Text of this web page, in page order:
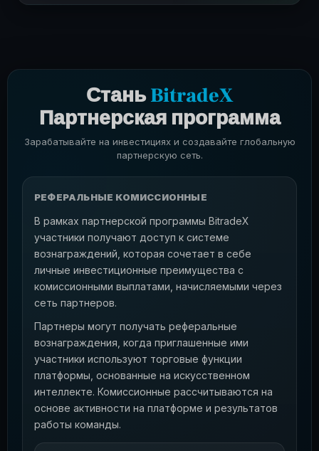
СтаньBitradeX
Партнерская программа
Зарабатывайте на инвестициях и создавайте глобальную
партнерскую сеть.
РЕФЕРАЛЬНЫЕ КОМИССИОННЫЕ
В рамках партнерской программы BitradeX
участники получают доступ к системе
вознаграждений, которая сочетает в себе
личные инвестиционные преимущества с
комиссионными выплатами, начисляемыми через
сеть партнеров.
Партнеры могут получать реферальные
вознаграждения, когда приглашенные ими
участники используют торговые функции
платформы, основанные на искусственном
интеллекте. Комиссионные рассчитываются на
основе активности на платформе и результатов
работы команды.